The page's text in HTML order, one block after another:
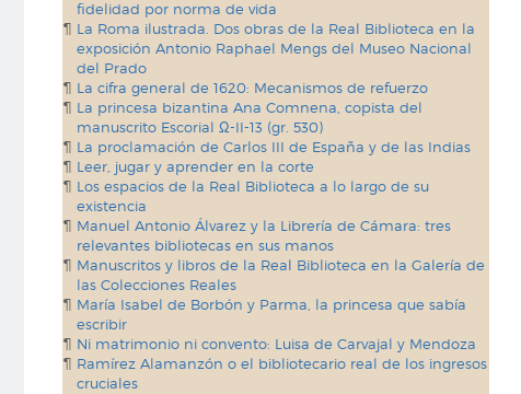
fidelidad por norma de vida
La Roma ilustrada. Dos obras de la Real Biblioteca en la
exposición Antonio Raphael Mengs del Museo Nacional
del Prado
La cifra general de 1620: Mecanismos de refuerzo
La princesa bizantina Ana Comnena, copista del
manuscrito Escorial Ω-II-13 (gr. 530)
La proclamación de Carlos III de España y de las Indias
Leer, jugar y aprender en la corte
Los espacios de la Real Biblioteca a lo largo de su
existencia
Manuel Antonio Álvarez y la Librería de Cámara: tres
relevantes bibliotecas en sus manos
Manuscritos y libros de la Real Biblioteca en la Galería de
las Colecciones Reales
María Isabel de Borbón y Parma, la princesa que sabía
escribir
Ni matrimonio ni convento: Luisa de Carvajal y Mendoza
Ramírez Alamanzón o el bibliotecario real de los ingresos
cruciales